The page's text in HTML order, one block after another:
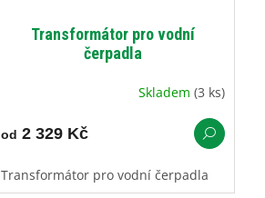
Transformátor pro vodní
čerpadla
Skladem (3 ks)
od 2 329 Kč
Transformátor pro vodní čerpadla